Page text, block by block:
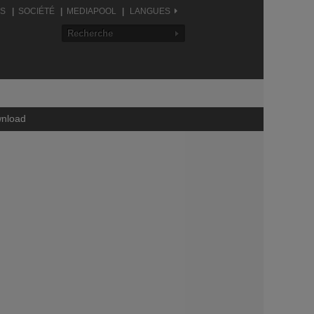
SOCIÉTÉ MEDIAPOOL LANGUES